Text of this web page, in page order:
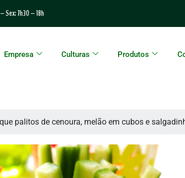
Sex: 7h30 – 18h
Empresa Culturas Produtos
palitos de cenoura, melão em cubos e